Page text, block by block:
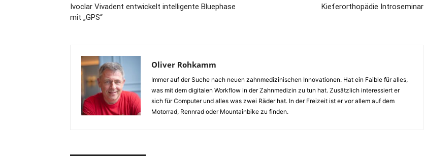
Ivoclar Vivadent entwickelt intelligente Bluephase
mit „GPS“
Kieferorthopädie Introseminar
Oliver Rohkamm
Immer auf der Suche nach neuen zahnmedizinischen Innovationen. Hat ein Faible für alles,
was mit dem digitalen Workflow in der Zahnmedizin zu tun hat. Zusätzlich interessiert er
sich für Computer und alles was zwei Räder hat. In der Freizeit ist er vor allem auf dem
Motorrad, Rennrad oder Mountainbike zu finden.